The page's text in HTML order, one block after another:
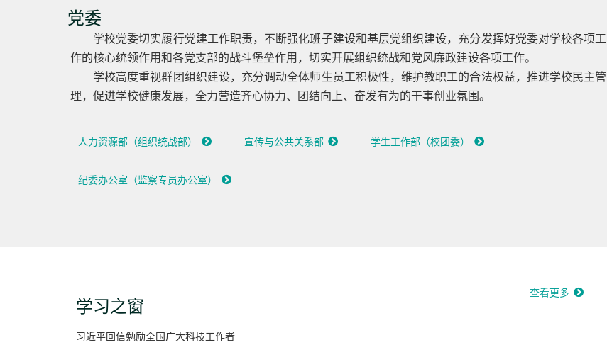
党委
学校党委切实履行党建工作职责，不断强化班子建设和基层党组织建设，充分发挥好党委对学校各项工
作的核心统领作用和各党支部的战斗堡垒作用，切实开展组织统战和党风廉政建设各项工作。
学校高度重视群团组织建设，充分调动全体师生员工积极性，维护教职工的合法权益，推进学校民主管
理，促进学校健康发展，全力营造齐心协力、团结向上、奋发有为的干事创业氛围。
人力资源部（组织统战部） 宣传与公共关系部 学生工作部（校团委）
纪委办公室（监察专员办公室）
学习之窗
查看更多
习近平回信勉励全国广大科技工作者